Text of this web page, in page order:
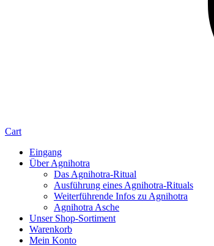
Cart
Eingang
Über Agnihotra
Das Agnihotra-Ritual
Ausführung eines Agnihotra-Rituals
Weiterführende Infos zu Agnihotra
Agnihotra Asche
Unser Shop-Sortiment
Warenkorb
Mein Konto